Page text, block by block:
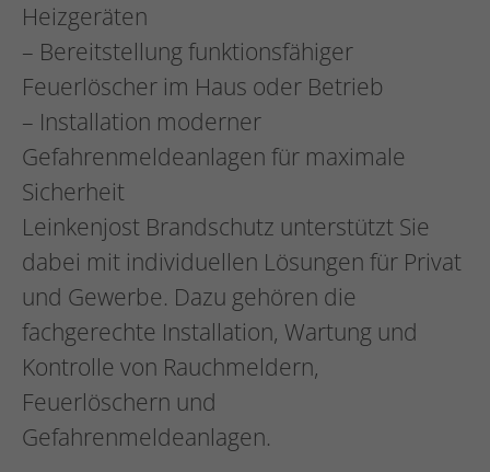
Heizgeräten
– Bereitstellung funktionsfähiger
Feuerlöscher im Haus oder Betrieb
– Installation moderner
Gefahrenmeldeanlagen für maximale
Sicherheit
Leinkenjost Brandschutz unterstützt Sie
dabei mit individuellen Lösungen für Privat
und Gewerbe. Dazu gehören die
fachgerechte Installation, Wartung und
Kontrolle von Rauchmeldern,
Feuerlöschern und
Gefahrenmeldeanlagen.